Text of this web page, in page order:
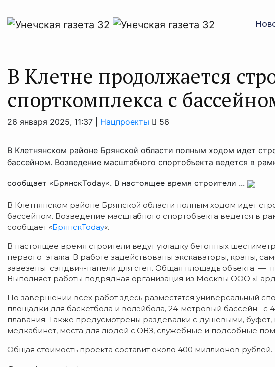
В Клетне продолжается
спорткомплекса с
26 января 2025, 11:37 | Нацпроекты 56
В Клетнянском районе Брянской области полным ходом идет
бассейном. Возведение масштабного спортобъекта ведется в
сообщает «БрянскToday«. В настоящее время строители ...
В Клетнянском районе Брянской области полным ходом идет
бассейном. Возведение масштабного спортобъекта ведется в
сообщает «БрянскToday«.
В настоящее время строители ведут укладку бетонных
первого этажа. В работе задействованы экскаваторы, краны,
завезены сэндвич-панели для стен. Общая площадь объекта —
Выполняет работы подрядная организация из Москвы ООО
По завершении всех работ здесь разместятся универсальный
площадки для баскетбола и волейбола, 24-метровый бассейн с
плавания. Также предусмотрены раздевалки с душевыми,
медкабинет, места для людей с ОВЗ, служебные и подсобные
Общая стоимость проекта составит около 400 миллионов рублей.